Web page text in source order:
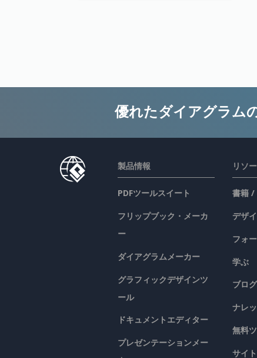
優れたダイアグラム
製品情報
PDFツールスイート
フリップブック・メーカ
ー
ダイアグラムメーカー
グラフィックデザインツ
ール
ドキュメントエディター
プレゼンテーションメー
リソ
書籍 /
デザ
フォ
学ぶ
ブログ
ナレ
無料
サイ